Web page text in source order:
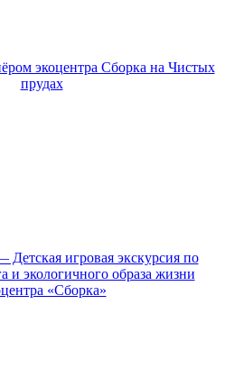
экоцентра Сборка на Чистых
прудах
Детская игровая экскурсия по
и экологичного образа жизни
«Сборка»